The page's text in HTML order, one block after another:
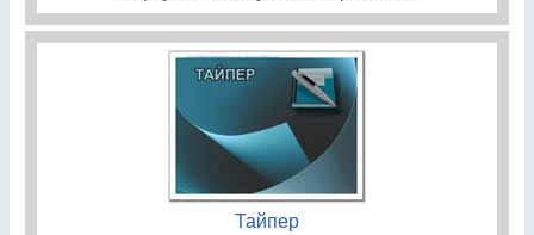
Тайпер